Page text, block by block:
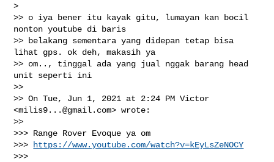
>
>> o iya bener itu kayak gitu, lumayan kan bocil
nonton youtube di baris
>> belakang sementara yang didepan tetap bisa
lihat gps. ok deh, makasih ya
>> om.., tinggal ada yang jual nggak barang head
unit seperti ini
>>
>> On Tue, Jun 1, 2021 at 2:24 PM Victor
<milis9...@gmail.com> wrote:
>>
>>> Range Rover Evoque ya om
>>>
https://www.youtube.com/watch?v=kEyLsZeNOCY
>>>